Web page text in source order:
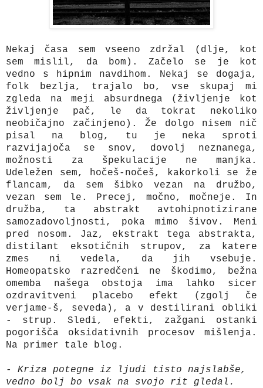
Nekaj časa sem vseeno zdržal (dlje, kot
sem mislil, da bom). Začelo se je kot
vedno s hipnim navdihom. Nekaj se dogaja,
folk bezlja, trajalo bo, vse skupaj mi
zgleda na meji absurdnega (življenje kot
življenje pač, le da tokrat nekoliko
neobičajno začinjeno). Že dolgo nisem nič
pisal na blog, tu je neka sproti
razvijajoča se snov, dovolj neznanega,
možnosti za špekulacije ne manjka.
Udeležen sem, hočeš-nočeš, kakorkoli se že
flancam, da sem šibko vezan na družbo,
vezan sem le. Precej, močno, močneje. In
družba, ta abstrakt avtohipnotizirane
samozadovoljnosti, poka mimo šivov. Meni
pred nosom. Jaz, ekstrakt tega abstrakta,
distilant eksotičnih strupov, za katere
zmes ni vedela, da jih vsebuje.
Homeopatsko razredčeni ne škodimo, bežna
omemba našega obstoja ima lahko sicer
ozdravitveni placebo efekt (zgolj če
verjame-š, seveda), a v destilirani obliki
- strup. Sledi, efekti, zažgani ostanki
pogorišča oksidativnih procesov mišlenja.
Na primer tale blog.
- Kriza potegne iz ljudi tisto najslabše,
vedno bolj bo vsak na svojo rit gledal.